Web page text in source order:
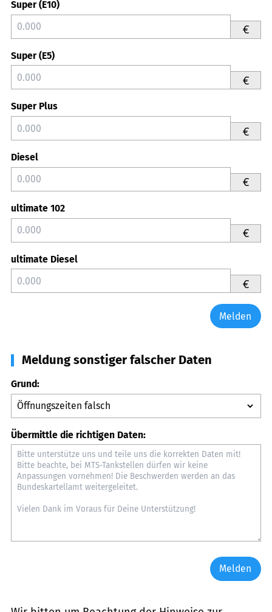
Super (E10)
€
Super (E5)
€
Super Plus
€
Diesel
€
ultimate 102
€
ultimate Diesel
€
Melden
Meldung sonstiger falscher Daten
Grund:
Übermittle die richtigen Daten:
Melden